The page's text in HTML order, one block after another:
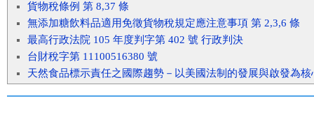
貨物稅條例 第 8,37 條
無添加糖飲料品適用免徵貨物稅規定應注意事項 第 2,3,6 條
最高行政法院 105 年度判字第 402 號 行政判決
台財稅字第 11100516380 號
天然食品標示責任之國際趨勢－以美國法制的發展與啟發為核